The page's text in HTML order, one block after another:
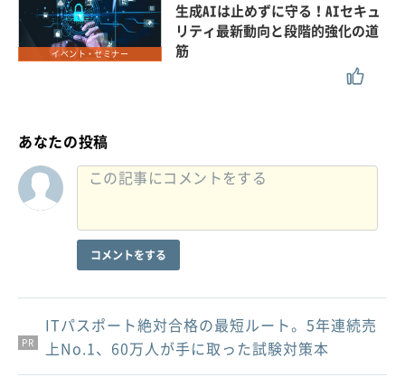
イベント・セミナー
生成AIは止めずに守る！AIセキュ
リティ最新動向と段階的強化の道
筋
あなたの投稿
コメントをする
PR
PR
PR
ITパスポート絶対合格の最短ルート。5年連続売
上No.1、60万人が手に取った試験対策本